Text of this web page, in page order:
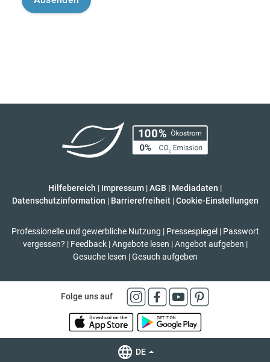
Hilfebereich | Impressum |AGB | Mediadaten |
Datenschutzinformation | Barrierefreiheit | Cookie-Einstellungen
Professionelle und gewerbliche Nutzung | Pressespiegel | Passwort
vergessen? | Feedback | Angebote lesen | Angebot aufgeben |
Gesuche lesen | Gesuch aufgeben
Folge uns auf
DE